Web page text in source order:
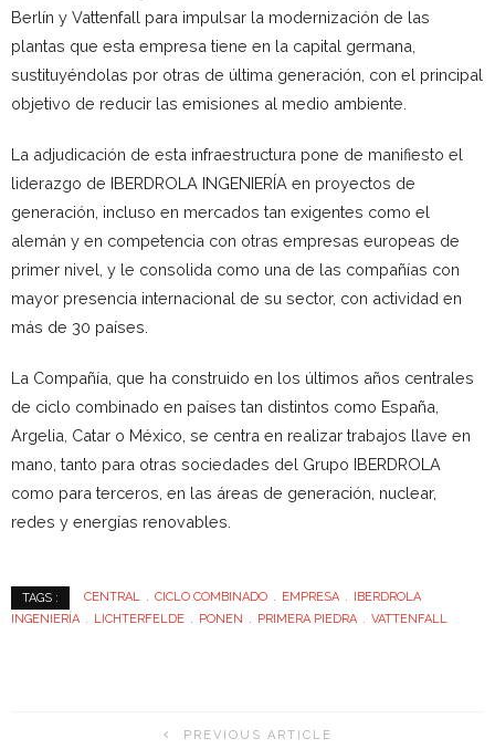
Berlín y Vattenfall para impulsar la modernización de las
plantas que esta empresa tiene en la capital germana,
sustituyéndolas por otras de última generación, con el principal
objetivo de reducir las emisiones al medio ambiente.
La adjudicación de esta infraestructura pone de manifiesto el
liderazgo de IBERDROLA INGENIERÍA en proyectos de
generación, incluso en mercados tan exigentes como el
alemán y en competencia con otras empresas europeas de
primer nivel, y le consolida como una de las compañías con
mayor presencia internacional de su sector, con actividad en
más de 30 países.
La Compañía, que ha construido en los últimos años centrales
de ciclo combinado en países tan distintos como España,
Argelia, Catar o México, se centra en realizar trabajos llave en
mano, tanto para otras sociedades del Grupo IBERDROLA
como para terceros, en las áreas de generación, nuclear,
redes y energías renovables.
TAGS : CENTRAL CICLO COMBINADO EMPRESA
IBERDROLA
INGENIERÍA
LICHTERFELDE PONEN PRIMERA PIEDRA VATTENFALL
PREVIOUS ARTICLE